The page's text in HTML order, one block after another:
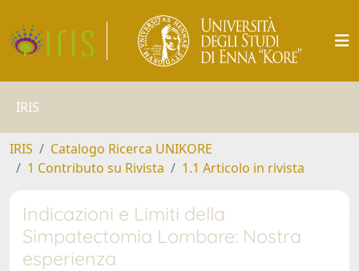
IRIS
IRIS
Catalogo Ricerca UNIKORE
1 Contributo su Rivista
1.1 Articolo in rivista
Indicazioni e Limiti della
Simpatectomia Lombare: Nostra
esperienza